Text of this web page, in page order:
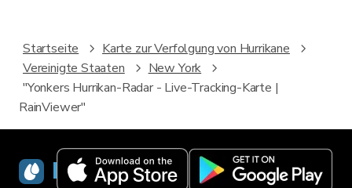
Startseite
Karte zur Verfolgung von Hurrikane
Vereinigte Staaten
New York
"Yonkers Hurrikan-Radar - Live-Tracking-Karte |
RainViewer"
RainViewer